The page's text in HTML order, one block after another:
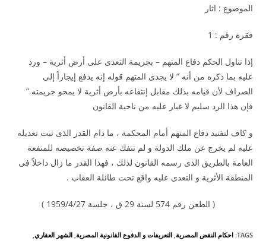
الموضوع : اثار
فقرة رقم : 1
إذا تناول الحكم دفاع المتهم – بجريمة التعدى على أرض أثرية – ورد
عليه بما ذكره من أنه ” لا يجدى المتهم قوله إنه يدفع إيجاراً إلى
الصراف لأن قيامه بذلك مقابل إنتفاعه بأرض أثرية لا يمحو جريمته ”
فإن هذا الرد سليم لا غبار عليه من ناحية القانون
و كاف لتفنيد دفاع المتهم أمام المحكمة ، ما دام القدر الذى ثبت تعديله
عليه لم يخرج عن ملك الدولة و لم تنفك عنه صفة تخصيصه للمنفعة
العامة بالطريق الذى رسمه القانون لذلك ، فهذا القدر ما زال داخلاً فى
المنطقة الأثرية و التعدى عليه واقع تحت طائلة العقاب .
( الطعن رقم 574 لسنة 29 ق ، جلسة 1959/4/27 )
TAGS
:احكام النقض المصرية, التعريفات و الدفوع القانونية المصرية, الشهر العقاري,